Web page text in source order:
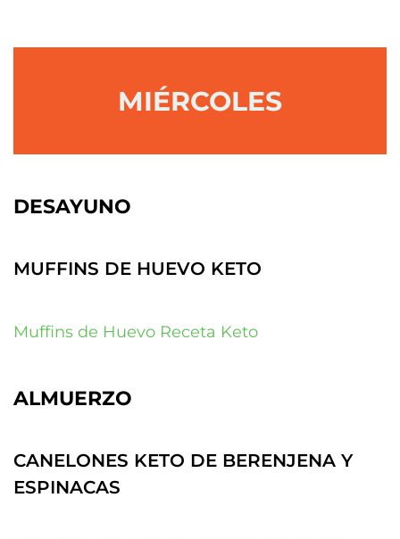
MIÉRCOLES
DESAYUNO
MUFFINS DE HUEVO KETO
Muffins de Huevo Receta Keto
ALMUERZO
CANELONES KETO DE BERENJENA Y
ESPINACAS